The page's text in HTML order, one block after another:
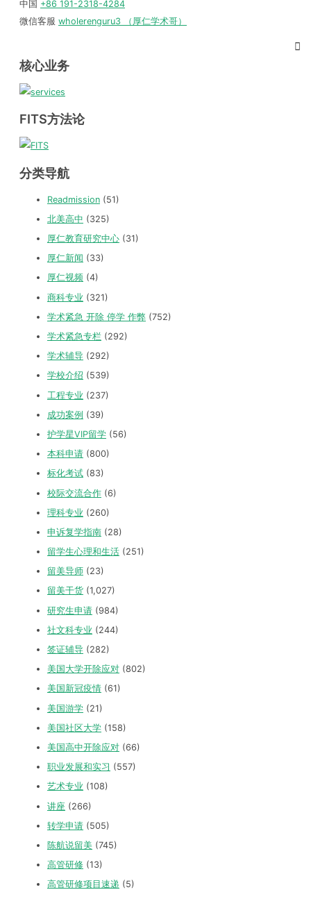
中国 +86 191-2318-4284
微信客服 wholerenguru3 （厚仁学术哥）
核心业务
FITS方法论
分类导航
Readmission (51)
北美高中 (325)
厚仁教育研究中心 (31)
厚仁新闻 (33)
厚仁视频 (4)
商科专业 (321)
学术紧急 开除 停学 作弊 (752)
学术紧急专栏 (292)
学术辅导 (292)
学校介绍 (539)
工程专业 (237)
成功案例 (39)
护学星VIP留学 (56)
本科申请 (800)
标化考试 (83)
校际交流合作 (6)
理科专业 (260)
申诉复学指南 (28)
留学生心理和生活 (251)
留美导师 (23)
留美干货 (1,027)
研究生申请 (984)
社文科专业 (244)
签证辅导 (282)
美国大学开除应对 (802)
美国新冠疫情 (61)
美国游学 (21)
美国社区大学 (158)
美国高中开除应对 (66)
职业发展和实习 (557)
艺术专业 (108)
讲座 (266)
转学申请 (505)
陈航说留美 (745)
高管研修 (13)
高管研修项目速递 (5)